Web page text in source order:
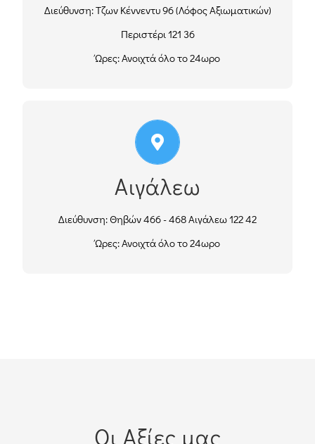
Διεύθυνση: Τζων Κέννεντυ 96 (Λόφος Αξιωματικών)
Περιστέρι 121 36
Ώρες: Ανοιχτά όλο το 24ωρο
ΟΔΗΓΊΕΣ
Αιγάλεω
Διεύθυνση: Θηβών 466 - 468 Αιγάλεω 122 42
Ώρες: Ανοιχτά όλο το 24ωρο
Τηλ.:Κέντρο:
210 58 15 386
Τηλ.:Οικία:
210 53 14 998
210 57 60 724
697 855 4343
ΟΔΗΓΊΕΣ
Οι Αξίες μας